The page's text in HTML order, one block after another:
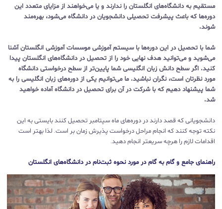
مستقیم به دانشگاه‌های انگلستان را ندارند و یا می‌خواهند از مزایای متعدد این
دوره‌ها که باعث پیشرفت تحصیلی دانشجویان در دانشگاه می‌شود، بهره‌مند
شوند.
شما با تحصیل در این دوره‌ها با سیستم آموزشی موسسات آموزشی انگلستان آشنا
می‌شوید و می‌توانید هدف نهایی خود را از تحصیل در دانشگاه‌های انگلستان پیدا
کنید. اگر سطح دانش زبان انگلیسی شما پایین‌تر از سطح درخواستی دانشگاه
مورد نظرتان است، نگران نباشید. ما می‌توانیم یکی از دوره‌های زبان انگلیسی را به
شما پیشنهاد دهیم که با شرکت در آن برای تحصیل در دانشگاه آماده خواهید
شد.
دانشجویانی که قصد دارند در دوره‌های ماه سپتامبر تحصیل کنند بایستی به این
نکته توجه کنند که انجام مراحل درخواست پذیرش زمان بر است. لذا بهتر است
اقدامات لازم را هرچه سریعتر انجام دهید.
راهنمای جامع و گام به گام در مورد نحوه ثبت‌‌نام در دانشگاه‌های انگلستان